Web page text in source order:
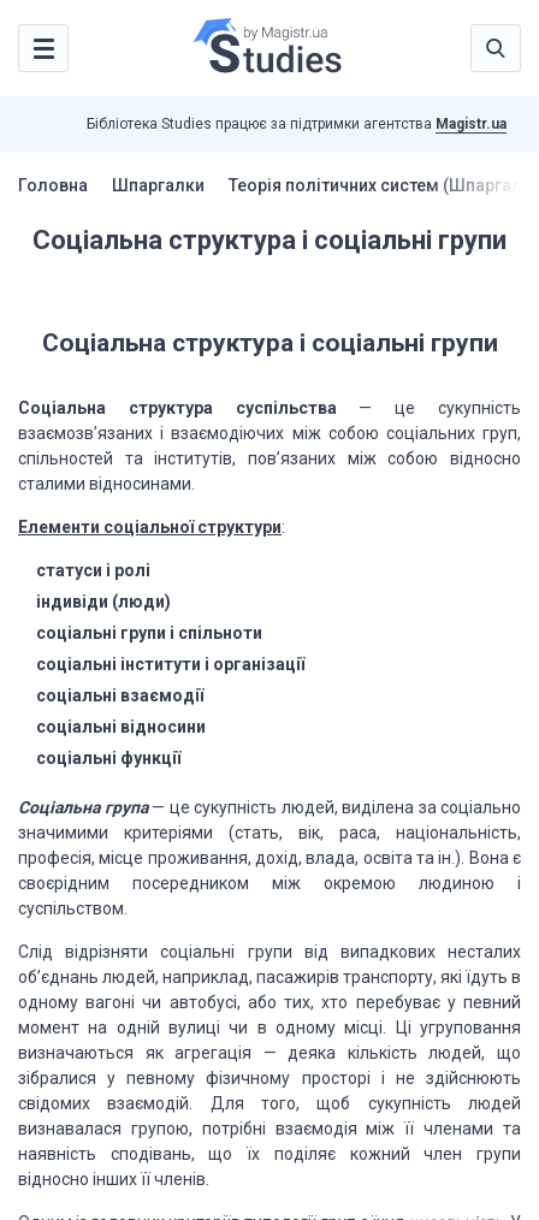
Бібліотека Studies працює за підтримки агентства Magistr.ua
Головна Шпаргалки Теорія політичних систем
Соціальна структура і соціальні групи
Соціальна структура і соціальні групи
Соціальна структура суспільства — це сукупність
взаємозв’язаних і взаємодіючих між собою соціальних груп,
спільностей та інститутів, пов’язаних між собою відносно
сталими відносинами.
Елементи соціальної структури:
статуси і ролі
індивіди (люди)
соціальні групи і спільноти
соціальні інститути і організації
соціальні взаємодії
соціальні відносини
соціальні функції
Соціальна група— це сукупність людей, виділена за соціально
значимими критеріями (стать, вік, раса, національність,
професія, місце проживання, дохід, влада, освіта та ін.). Вона є
своєрідним посередником між окремою людиною і
суспільством.
Слід відрізняти соціальні групи від випадкових несталих
об’єднань людей, наприклад, пасажирів транспорту, які їдуть в
одному вагоні чи автобусі, або тих, хто перебуває у певний
момент на одній вулиці чи в одному місці. Ці угру­повання
визначаються як агрегація — деяка кількість людей, що
зібралися у певному фізичному просторі і не здійсню­ють
свідомих взаємодій. Для то­го, щоб сукупність людей
визнавалася групою, потрібні вза­ємодія між її членами та
наявність сподівань, що їх поділяє кожний член групи
відносно інших її членів.